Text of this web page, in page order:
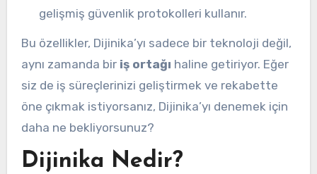
gelişmiş güvenlik protokolleri kullanır.
Bu özellikler, Dijinika’yı sadece bir teknoloji değil,
aynı zamanda bir iş ortağı haline getiriyor. Eğer
siz de iş süreçlerinizi geliştirmek ve rekabette
öne çıkmak istiyorsanız, Dijinika’yı denemek için
daha ne bekliyorsunuz?
Dijinika Nedir?